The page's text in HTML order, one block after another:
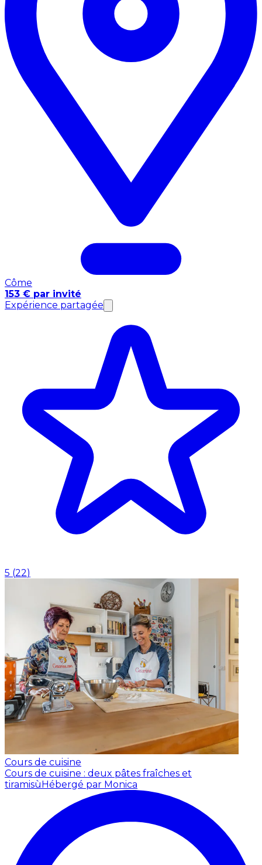
Côme
153 € par invité
Expérience partagée
5 (22)
Cours de cuisine
Cours de cuisine : deux pâtes fraîches et
tiramisùHébergé par Monica